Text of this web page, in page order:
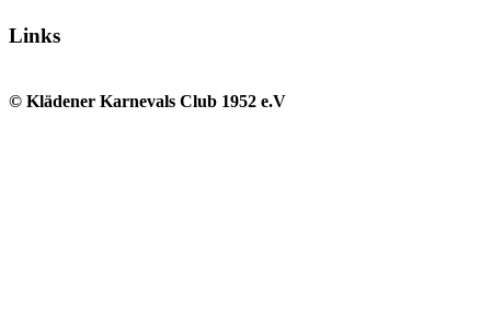
Links
© Klädener Karnevals Club 1952 e.V